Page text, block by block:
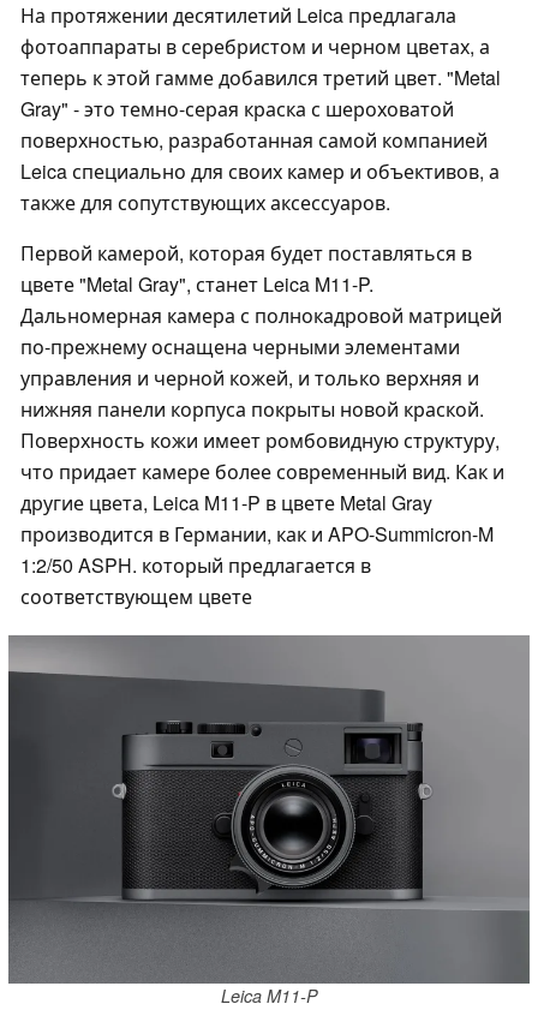
На протяжении десятилетий Leica предлагала
фотоаппараты в серебристом и черном цветах, а
теперь к этой гамме добавился третий цвет. "Metal
Gray" - это темно-серая краска с шероховатой
поверхностью, разработанная самой компанией
Leica специально для своих камер и объективов, а
также для сопутствующих аксессуаров.
Первой камерой, которая будет поставляться в
цвете "Metal Gray", станет Leica M11-P.
Дальномерная камера с полнокадровой матрицей
по-прежнему оснащена черными элементами
управления и черной кожей, и только верхняя и
нижняя панели корпуса покрыты новой краской.
Поверхность кожи имеет ромбовидную структуру,
что придает камере более современный вид. Как и
другие цвета, Leica M11-P в цвете Metal Gray
производится в Германии, как и APO-Summicron-M
1:2/50 ASPH. который предлагается в
соответствующем цвете
Leica M11-P